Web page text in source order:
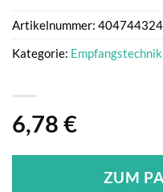
6,78 €
ZUM
Artikelnummer:
Kategorie: